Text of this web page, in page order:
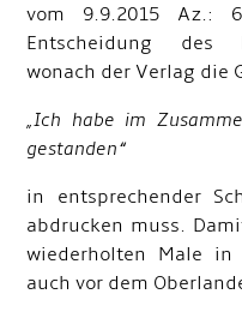
vom 9.9.2015 Az.:
Entscheidung des
wonach der Verlag die
„Ich habe im
gestanden“
in entsprechender
abdrucken muss.
wiederholten Male in
auch vor dem